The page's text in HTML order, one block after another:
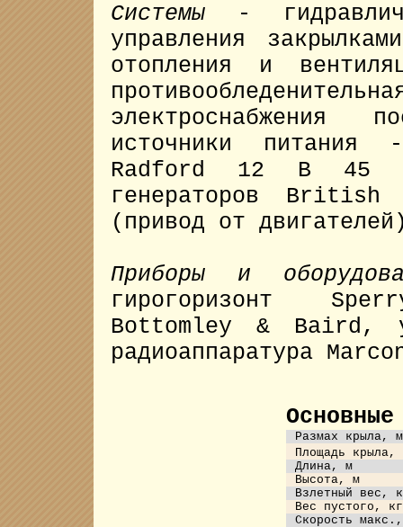
Системы -
управления
отопления и
источники
Radford 12 В 45
генераторов
(привод от
Приборы и
гирогоризонт
Bottomley & Baird,
радиоаппаратура
Размах крыла, м
Площадь крыла,
Длина, м
Высота, м
Взлетный вес,
Вес пустого,
Скорость